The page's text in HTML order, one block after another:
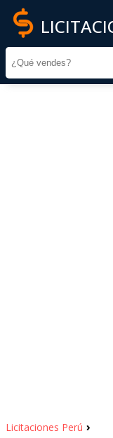
Licitaciones Perú ›